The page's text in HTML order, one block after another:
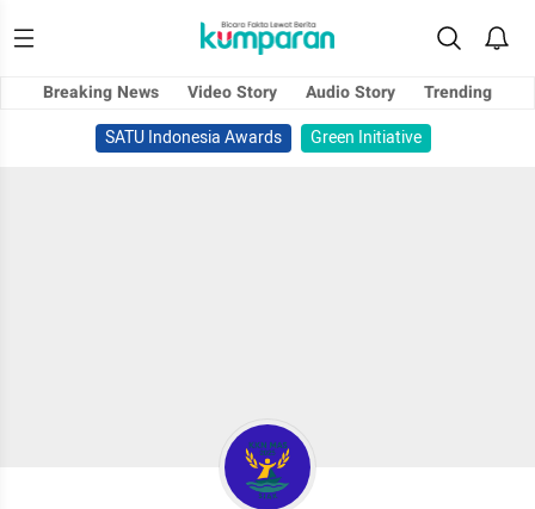
Breaking News Video Story Audio Story
Trending
SATU Indonesia Awards
Green Initiative